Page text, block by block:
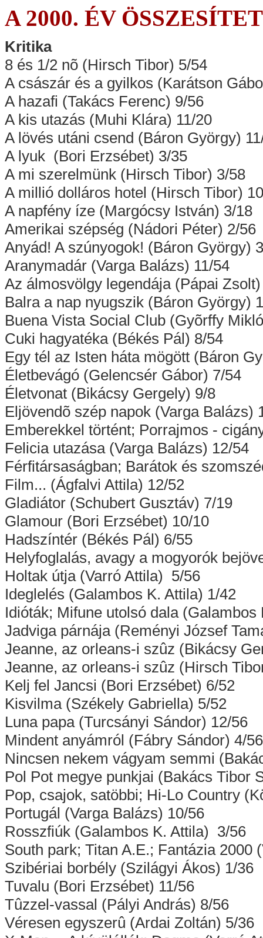
A 2000. ÉV
Kritika
8 és 1/2 nõ (Hirsch Tibor) 5/54
A császár és a gyilkos (Karátson
A hazafi (Takács Ferenc) 9/56
A kis utazás (Muhi Klára) 11/20
A lövés utáni csend (Báron György)
A lyuk (Bori Erzsébet) 3/35
A mi szerelmünk (Hirsch Tibor) 3/58
A millió dolláros hotel (Hirsch Tibor)
A napfény íze (Margócsy István) 3/18
Amerikai szépség (Nádori Péter) 2/56
Anyád! A szúnyogok! (Báron György)
Aranymadár (Varga Balázs) 11/54
Az álmosvölgy legendája (Pápai
Balra a nap nyugszik (Báron György)
Buena Vista Social Club (Gyõrffy
Cuki hagyatéka (Békés Pál) 8/54
Egy tél az Isten háta mögött (Báron
Életbevágó (Gelencsér Gábor) 7/54
Életvonat (Bikácsy Gergely) 9/8
Eljövendõ szép napok (Varga Balázs)
Emberekkel történt; Porrajmos -
Felicia utazása (Varga Balázs) 12/54
Férfitársaságban; Barátok és
Film... (Ágfalvi Attila) 12/52
Gladiátor (Schubert Gusztáv) 7/19
Glamour (Bori Erzsébet) 10/10
Hadszíntér (Békés Pál) 6/55
Helyfoglalás, avagy a mogyorók
Holtak útja (Varró Attila) 5/56
Ideglelés (Galambos K. Attila) 1/42
Idióták; Mifune utolsó dala (Galambos
Jadviga párnája (Reményi József
Jeanne, az orleans-i szûz (Bikácsy
Jeanne, az orleans-i szûz (Hirsch
Kelj fel Jancsi (Bori Erzsébet) 6/52
Kisvilma (Székely Gabriella) 5/52
Luna papa (Turcsányi Sándor) 12/56
Mindent anyámról (Fábry Sándor) 4/56
Nincsen nekem vágyam semmi
Pol Pot megye punkjai (Bakács Tibor
Pop, csajok, satöbbi; Hi-Lo Country
Portugál (Varga Balázs) 10/56
Rosszfiúk (Galambos K. Attila) 3/56
South park; Titan A.E.; Fantázia 2000
Szibériai borbély (Szilágyi Ákos) 1/36
Tuvalu (Bori Erzsébet) 11/56
Tûzzel-vassal (Pályi András) 8/56
Véresen egyszerû (Ardai Zoltán) 5/36